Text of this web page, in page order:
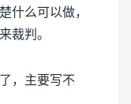
什么可以做，
裁判。
，主要写不